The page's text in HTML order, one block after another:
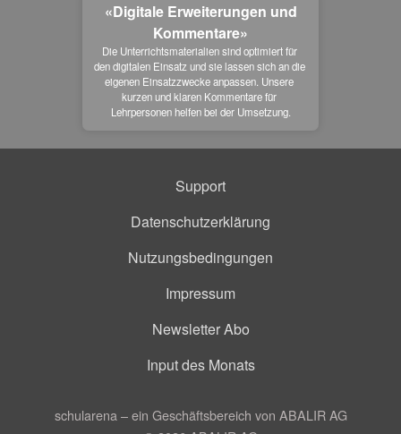
«Digitale Erweiterungen und
Kommentare»
Die Unterrichtsmaterialien sind optimiert für
den digitalen Einsatz und sie lassen sich an die
eigenen Einsatzzwecke anpassen. Unsere
kurzen und klaren Kommentare für
Lehrpersonen helfen bei der Umsetzung.
Support
Datenschutzerklärung
Nutzungsbedingungen
Impressum
Newsletter Abo
Input des Monats
schularena – ein Geschäftsbereich von ABALIR AG